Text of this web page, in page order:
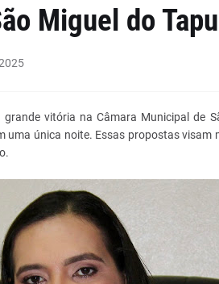
Miguel do
vitória na Câmara Municipal de
uma única noite. Essas propostas visam